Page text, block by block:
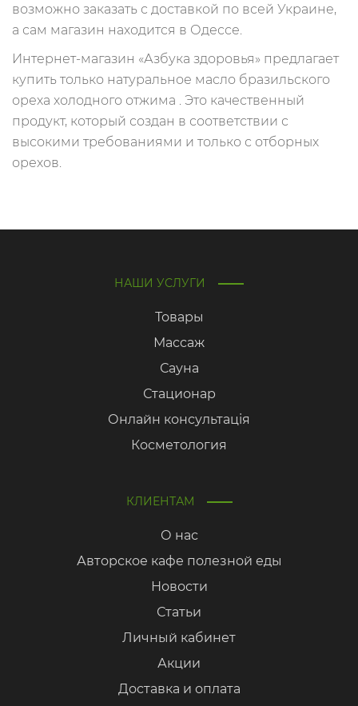
возможно заказать с доставкой по всей Украине,
а сам магазин находится в Одессе.
Интернет-магазин «Азбука здоровья» предлагает
купить только натуральное масло бразильского
ореха холодного отжима . Это качественный
продукт, который создан в соответствии с
высокими требованиями и только с отборных
орехов.
НАШИ УСЛУГИ
Товары
Массаж
Сауна
Стационар
Онлайн консультація
Косметология
КЛИЕНТАМ
О нас
Авторское кафе полезной еды
Новости
Статьи
Личный кабинет
Акции
Доставка и оплата